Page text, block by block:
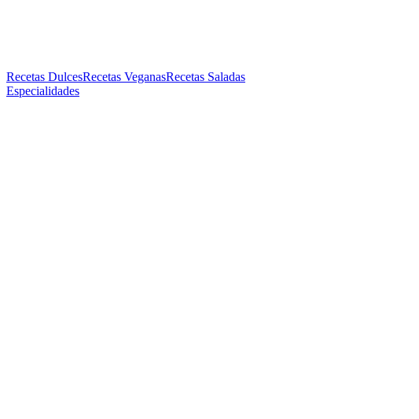
Recetas DulcesRecetas VeganasRecetas Saladas
Especialidades